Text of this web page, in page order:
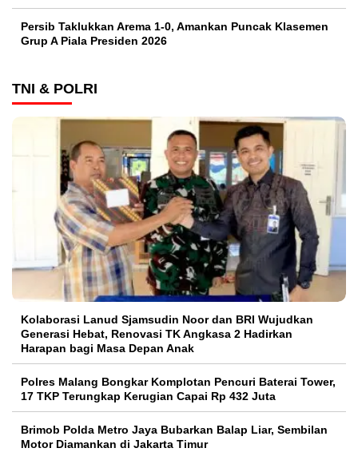
Persib Taklukkan Arema 1-0, Amankan Puncak Klasemen
Grup A Piala Presiden 2026
TNI & POLRI
Kolaborasi Lanud Sjamsudin Noor dan BRI Wujudkan
Generasi Hebat, Renovasi TK Angkasa 2 Hadirkan
Harapan bagi Masa Depan Anak
Polres Malang Bongkar Komplotan Pencuri Baterai Tower,
17 TKP Terungkap Kerugian Capai Rp 432 Juta
Brimob Polda Metro Jaya Bubarkan Balap Liar, Sembilan
Motor Diamankan di Jakarta Timur